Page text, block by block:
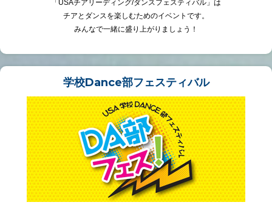
「USAチアリーディング/ダンスフェスティバル」は
チアとダンスを楽しむためのイベントです。
みんなで一緒に盛り上がりましょう！
学校Dance部フェスティバル